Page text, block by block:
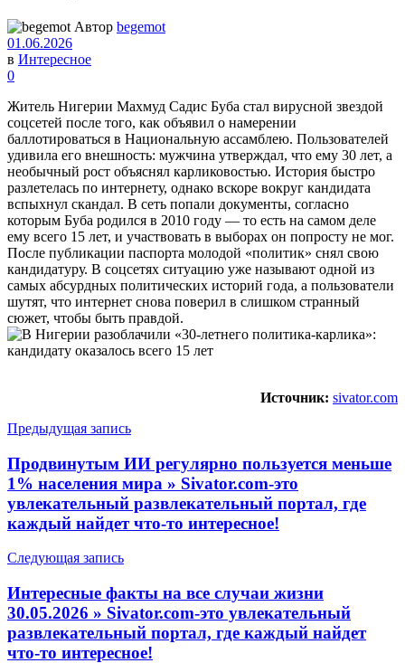
Автор begemot
01.06.2026
в Интересное
0
Житель Нигерии Махмуд Садис Буба стал вирусной звездой
соцсетей после того, как объявил о намерении
баллотироваться в Национальную ассамблею. Пользователей
удивила его внешность: мужчина утверждал, что ему 30 лет, а
необычный рост объяснял карликовостью. История быстро
разлетелась по интернету, однако вскоре вокруг кандидата
вспыхнул скандал. В сеть попали документы, согласно
которым Буба родился в 2010 году — то есть на самом деле
ему всего 15 лет, и участвовать в выборах он попросту не мог.
После публикации паспорта молодой «политик» снял свою
кандидатуру. В соцсетях ситуацию уже называют одной из
самых абсурдных политических историй года, а пользователи
шутят, что интернет снова поверил в слишком странный
сюжет, чтобы быть правдой.
Источник: sivator.com
Предыдущая запись
Продвинутым ИИ регулярно пользуется меньше
1% населения мира » Sivator.com-это
увлекательный развлекательный портал, где
каждый найдет что-то интересное!
Следующая запись
Интересные факты на все случаи жизни
30.05.2026 » Sivator.com-это увлекательный
развлекательный портал, где каждый найдет
что-то интересное!